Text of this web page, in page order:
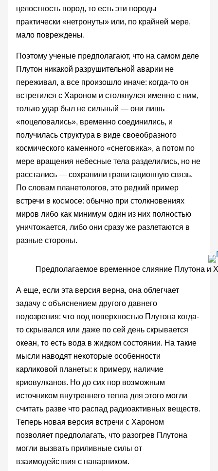
целостность пород, то есть эти породы
практически «нетронуты» или, по крайней мере,
мало повреждены.
Поэтому ученые предполагают, что на самом деле
Плутон никакой разрушительной аварии не
переживал, а все произошло иначе: когда-то он
встретился с Хароном и столкнулся именно с ним,
только удар был не сильный — они лишь
«поцеловались», временно соединились, и
получилась структура в виде своеобразного
космического каменного «снеговика», а потом по
мере вращения небесные тела разделились, но не
расстались — сохранили гравитационную связь.
По словам планетологов, это редкий пример
встречи в космосе: обычно при столкновениях
миров либо как минимум один из них полностью
уничтожается, либо они сразу же разлетаются в
разные стороны.
Предполагаемое временное слияние Плутона и
А еще, если эта версия верна, она облегчает
задачу с объяснением другого давнего
подозрения: что под поверхностью Плутона когда-
то скрывался или даже по сей день скрывается
океан, то есть вода в жидком состоянии. На такие
мысли наводят некоторые особенности
карликовой планеты: к примеру, наличие
криовулканов. Но до сих пор возможным
источником внутреннего тепла для этого могли
считать разве что распад радиоактивных веществ.
Теперь новая версия встречи с Хароном
позволяет предполагать, что разогрев Плутона
могли вызвать приливные силы от
взаимодействия с напарником.